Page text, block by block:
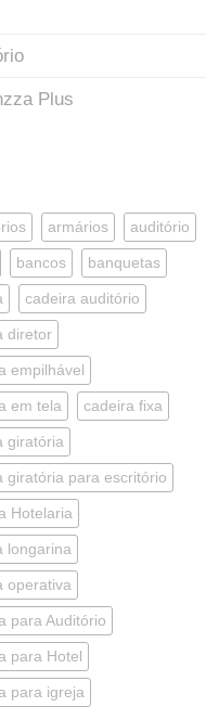
Plus
armários auditório
bancos banquetas
cadeira auditório
diretor
empilhável
em tela cadeira fixa
giratória
giratória para escritório
Hotelaria
longarina
operativa
para Auditório
para Hotel
para igreja